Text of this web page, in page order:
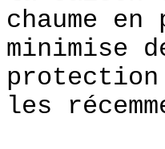
chaume
minimise
les